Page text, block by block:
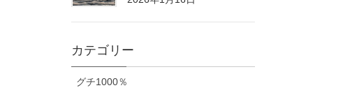
カテゴリー
グチ1000％